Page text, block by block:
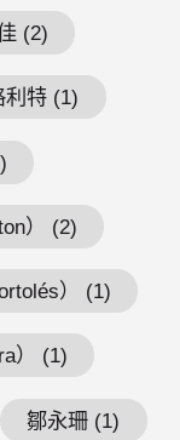
(2)
利特 (1)
） (2)
） (1)
） (1)
鄒永珊 (1)